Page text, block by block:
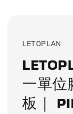
LETOPLAN
一單位
板｜